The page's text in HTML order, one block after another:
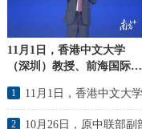
11月1日，香港中文大学
（深圳）教授、前海国际事
席“2022深圳全球创新人才
1
2